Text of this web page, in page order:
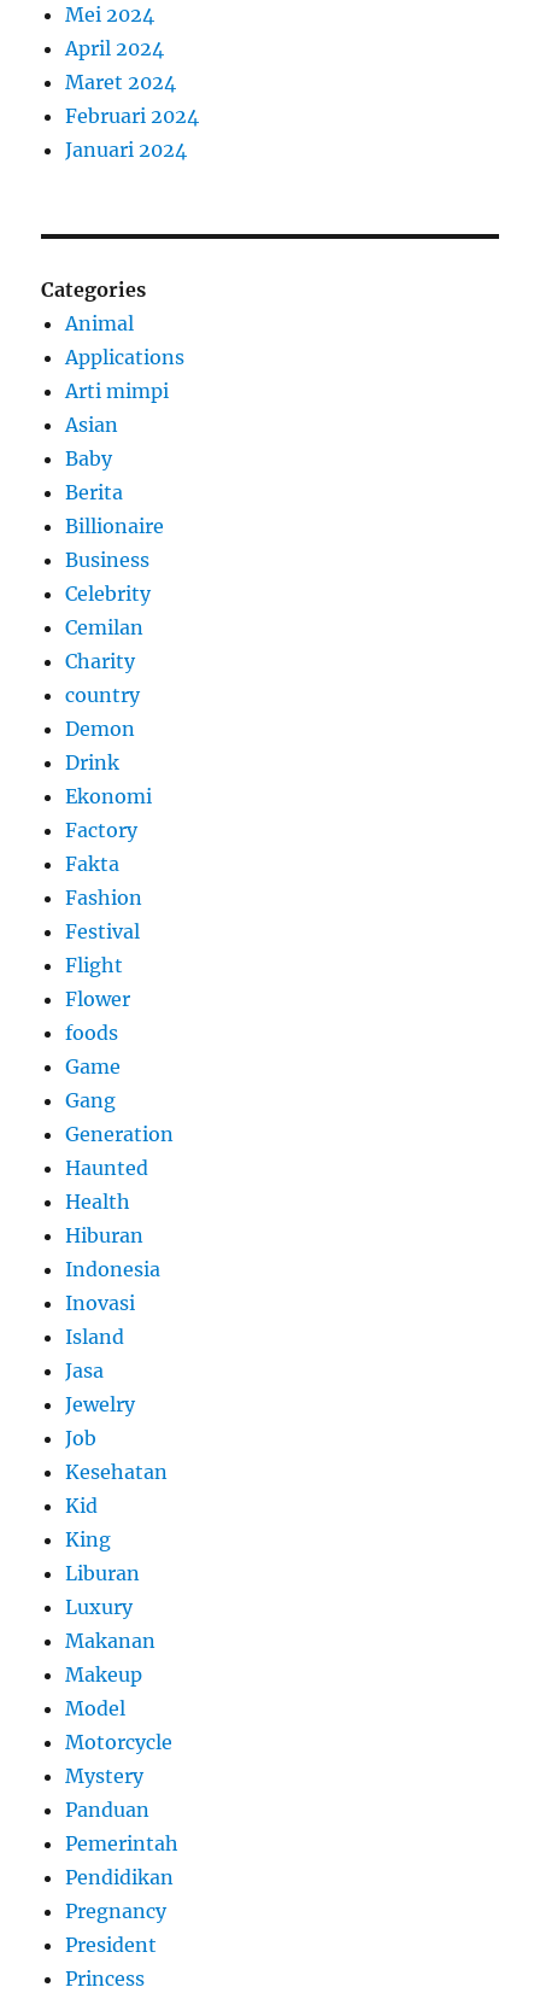
Mei 2024
April 2024
Maret 2024
Februari 2024
Januari 2024
Categories
Animal
Applications
Arti mimpi
Asian
Baby
Berita
Billionaire
Business
Celebrity
Cemilan
Charity
country
Demon
Drink
Ekonomi
Factory
Fakta
Fashion
Festival
Flight
Flower
foods
Game
Gang
Generation
Haunted
Health
Hiburan
Indonesia
Inovasi
Island
Jasa
Jewelry
Job
Kesehatan
Kid
King
Liburan
Luxury
Makanan
Makeup
Model
Motorcycle
Mystery
Panduan
Pemerintah
Pendidikan
Pregnancy
President
Princess